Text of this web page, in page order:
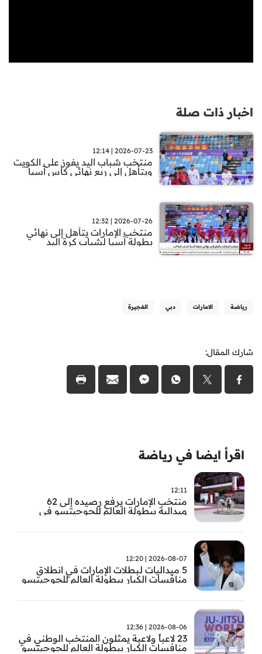
اخبار ذات صلة
2026-07-23 | 12:14
منتخب شباب اليد يفوز على الكويت
ويتأهل إلى ربع نهائي كأس آسيا
2026-07-26 | 12:32
منتخب الإمارات يتأهل إلى نهائي
بطولة آسيا لشباب كرة اليد
رياضة الامارات دبي الفجيرة
شارك المقال:
اقرأ ايضا في رياضة
12:11
منتخب الإمارات يرفع رصيده إلى 62
ميدالية ببطولة العالم للجوجيتسو في
2026-08-07 | 12:20
5 ميداليات لـبطلات الإمارات في انطلاق
منافسات الكبار ببطولة العالم للجوجيتسو
2026-08-06 | 12:36
23 لاعباً ولاعبة يمثلون المنتخب الوطني في
منافسات الكبار ببطولة العالم للجوجيتسو